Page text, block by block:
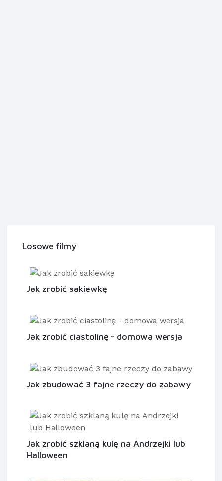
Losowe filmy
Jak zrobić sakiewkę
Jak zrobić ciastolinę - domowa wersja
Jak zbudować 3 fajne rzeczy do zabawy
Jak zrobić szklaną kulę na Andrzejki lub
Halloween